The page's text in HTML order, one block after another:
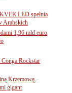
LED spełnia
Arabskich
1,96 mld euro
Rockstar
Krzemową.
gigant